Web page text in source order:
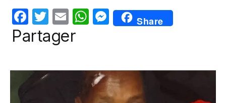
o
o
k
p
p
g
er
F
a
b
T
w
itt
E
m
W
A
p
M
e
n
g
Share
Partager